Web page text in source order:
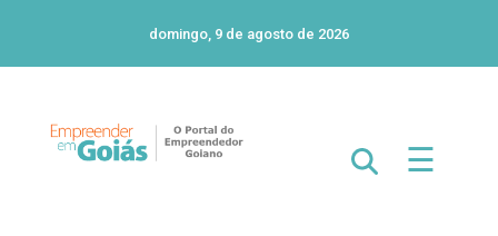
domingo, 9 de agosto de 2026
☰